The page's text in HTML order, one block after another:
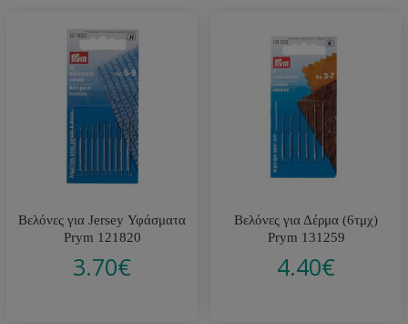
Βελόνες για Jersey Υφάσματα
Prym 121820
3.70€
Βελόνες για Δέρμα (6τμχ)
Prym 131259
4.40€